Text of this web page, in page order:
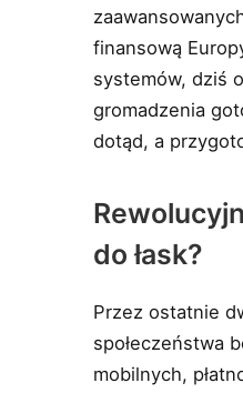
finansową
systemów, dziś
gromadzenia
dotąd, a
do łask?
Przez ostatnie
społeczeństwa
mobilnych,